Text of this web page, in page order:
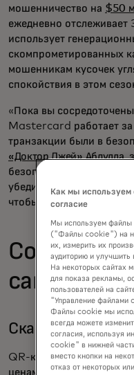
мошенничество на $50
ежедневно
использует
скомпрометированных
мошенникам кусочек
спокойствия в этом
«Пока вы
Mastercard работает
транзакции были в
«Доктор Джей» Абдулла,
безопасности
убедиться, что ваши
чтобы вы могли
Советы по
саней
Сканируйте
QR-коды и яркая
ценами — это не всегда
Как мы
согласие
Мы используем файлы
("Файлы cookie") на
их, измерить их
аудиторию и улучшить
На некоторых сайтах
для показа рекламы,
пользователей на
"Управление файлами
Файлы cookie мы
всегда можете
согласия, используя
cookie" в нижней
вместо кнопки на
отказ от некоторых